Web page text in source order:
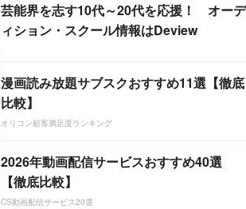
芸能界を志す10代～20代を応援！ オーデ
ィション・スクール情報はDeview
漫画読み放題サブスクおすすめ11選【徹底
比較】
オリコン顧客満足度ランキング
2026年動画配信サービスおすすめ40選
【徹底比較】
CS動画配信サービス20選